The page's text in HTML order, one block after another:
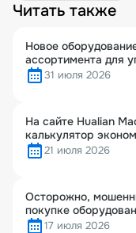
Читать также
Новое
ассортимента для
31 июля 2026
На сайте Hualian
калькулятор
21 июля 2026
Осторожно,
покупке
17 июля 2026